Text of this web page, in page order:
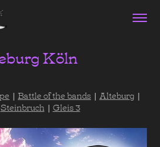
Köln
| Battle of the bands | Alteburg |
Steinbruch | Gleis 3